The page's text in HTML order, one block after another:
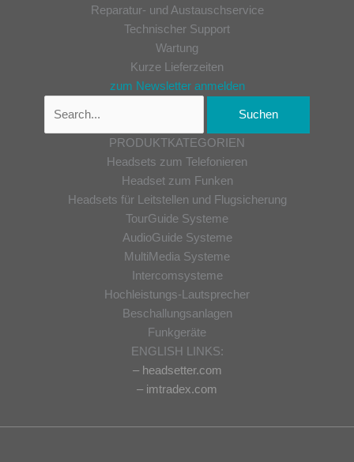
Reparatur- und Austauschservice
Technischer Support
Wartung
Kurze Lieferzeiten
zum Newsletter anmelden
PRODUKTKATEGORIEN
Headsets zum Telefonieren
Headset zum Funken
Headsets für Leitstellen und Flugsicherung
TourGuide Systeme
AudioGuide Systeme
MultiMedia Systeme
Intercomsysteme
Hochleistungs-Lautsprecher
Beschallungsanlagen
Funkgeräte
ENGLISH LINKS:
– headsetter.com
– imtradex.com